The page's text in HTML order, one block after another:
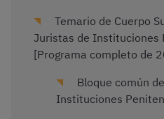
Temario de Cuerpo
Juristas de Instituciones
[Programa completo de
Bloque común
Instituciones